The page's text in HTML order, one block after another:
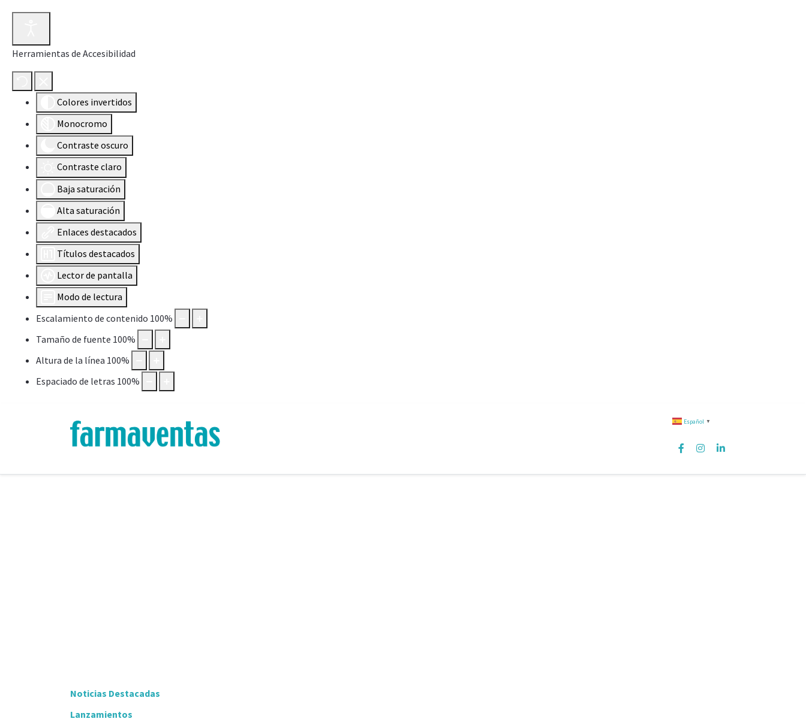
Herramientas de Accesibilidad
Colores invertidos
Monocromo
Contraste oscuro
Contraste claro
Baja saturación
Alta saturación
Enlaces destacados
Títulos destacados
Lector de pantalla
Modo de lectura
Escalamiento de contenido 100%
Tamaño de fuente 100%
Altura de la línea 100%
Espaciado de letras 100%
Español ▼
Noticias Destacadas
Lanzamientos